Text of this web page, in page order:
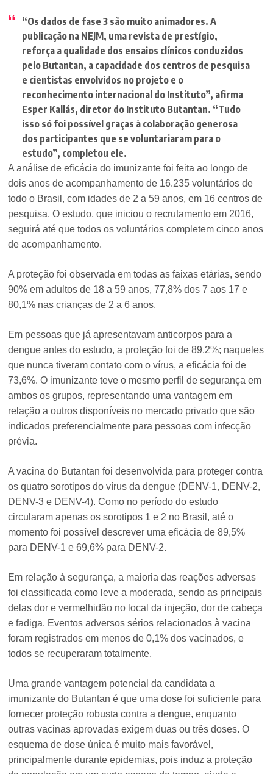
“Os dados de fase 3 são muito animadores. A
publicação na NEJM, uma revista de prestígio,
reforça a qualidade dos ensaios clínicos conduzidos
pelo Butantan, a capacidade dos centros de pesquisa
e cientistas envolvidos no projeto e o
reconhecimento internacional do Instituto”, afirma
Esper Kallás, diretor do Instituto Butantan. “Tudo
isso só foi possível graças à colaboração generosa
dos participantes que se voluntariaram para o
estudo”, completou ele.
A análise de eficácia do imunizante foi feita ao longo de
dois anos de acompanhamento de 16.235 voluntários de
todo o Brasil, com idades de 2 a 59 anos, em 16 centros de
pesquisa. O estudo, que iniciou o recrutamento em 2016,
seguirá até que todos os voluntários completem cinco anos
de acompanhamento.
A proteção foi observada em todas as faixas etárias, sendo
90% em adultos de 18 a 59 anos, 77,8% dos 7 aos 17 e
80,1% nas crianças de 2 a 6 anos.
Em pessoas que já apresentavam anticorpos para a
dengue antes do estudo, a proteção foi de 89,2%; naqueles
que nunca tiveram contato com o vírus, a eficácia foi de
73,6%. O imunizante teve o mesmo perfil de segurança em
ambos os grupos, representando uma vantagem em
relação a outros disponíveis no mercado privado que são
indicados preferencialmente para pessoas com infecção
prévia.
A vacina do Butantan foi desenvolvida para proteger contra
os quatro sorotipos do vírus da dengue (DENV-1, DENV-2,
DENV-3 e DENV-4). Como no período do estudo
circularam apenas os sorotipos 1 e 2 no Brasil, até o
momento foi possível descrever uma eficácia de 89,5%
para DENV-1 e 69,6% para DENV-2.
Em relação à segurança, a maioria das reações adversas
foi classificada como leve a moderada, sendo as principais
delas dor e vermelhidão no local da injeção, dor de cabeça
e fadiga. Eventos adversos sérios relacionados à vacina
foram registrados em menos de 0,1% dos vacinados, e
todos se recuperaram totalmente.
Uma grande vantagem potencial da candidata a
imunizante do Butantan é que uma dose foi suficiente para
fornecer proteção robusta contra a dengue, enquanto
outras vacinas aprovadas exigem duas ou três doses. O
esquema de dose única é muito mais favorável,
principalmente durante epidemias, pois induz a proteção